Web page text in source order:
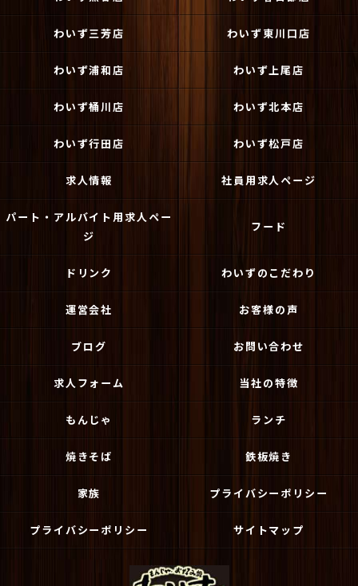
わいず三芳店 わいず東川口店
わいず浦和店 わいず上尾店
わいず桶川店 わいず北本店
わいず行田店 わいず松戸店
求人情報 社員用求人ページ
パート・アルバイト用求人ペー
ジ
フード
ドリンク わいずのこだわり
運営会社 お客様の声
ブログ お問い合わせ
求人フォーム 当社の特徴
もんじゃ ランチ
焼きそば 鉄板焼き
家族 プライバシーポリシー
プライバシーポリシー サイトマップ